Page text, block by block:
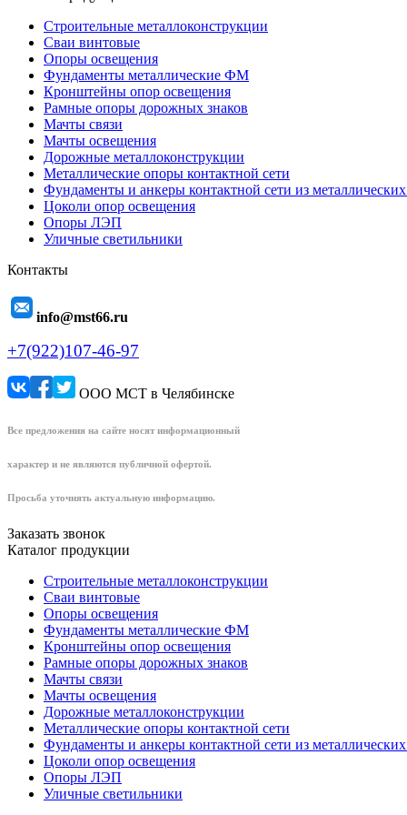
Строительные металлоконструкции
Сваи винтовые
Опоры освещения
Фундаменты металлические ФМ
Кронштейны опор освещения
Рамные опоры дорожных знаков
Мачты связи
Мачты освещения
Дорожные металлоконструкции
Металлические опоры контактной сети
Фундаменты и анкеры контактной сети из
Цоколи опор освещения
Опоры ЛЭП
Уличные светильники
Контакты
info@mst66.ru
+7(922)107-46-97
ООО МСТ в Челябинске
Все предложения на сайте носят информационный
характер и не являются публичной офертой.
Просьба уточнять актуальную информацию.
Заказать звонок
Каталог продукции
Строительные металлоконструкции
Сваи винтовые
Опоры освещения
Фундаменты металлические ФМ
Кронштейны опор освещения
Рамные опоры дорожных знаков
Мачты связи
Мачты освещения
Дорожные металлоконструкции
Металлические опоры контактной сети
Фундаменты и анкеры контактной сети из
Цоколи опор освещения
Опоры ЛЭП
Уличные светильники